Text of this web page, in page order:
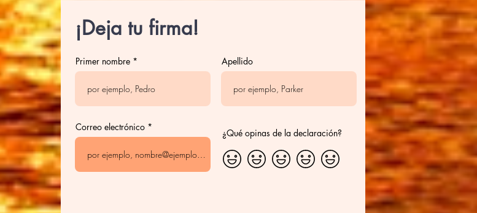
¡Deja tu firma!
Primer nombre Apellido
Correo electrónico
¿Qué opinas de la declaración?